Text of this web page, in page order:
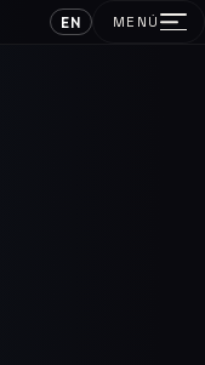
EN MENÚ